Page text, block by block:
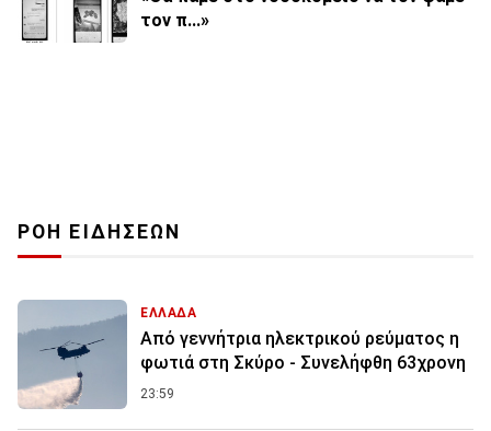
τον π...»
ΡΟΗ ΕΙΔΗΣΕΩΝ
ΕΛΛΑΔΑ
Από γεννήτρια ηλεκτρικού ρεύματος η
φωτιά στη Σκύρο - Συνελήφθη 63χρονη
23:59